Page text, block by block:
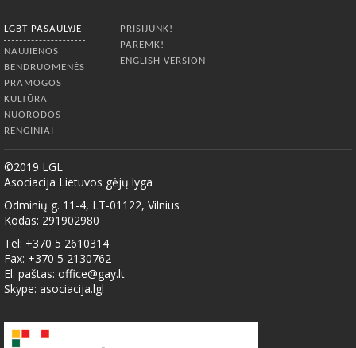
LGBT PASAULYJE
NAUJIENOS
BENDRUOMENĖS
PRAMOGOS
KULTŪRA
NUORODOS
RENGINIAI
PRISIJUNK!
PAREMK!
ENGLISH VERSION
©2019 LGL
Asociacija Lietuvos gėjų lyga
Odminių g. 11-4, LT-01122, Vilnius
Kodas: 291902980
Tel: +370 5 2610314
Fax: +370 5 2130762
El. paštas: office@gay.lt
Skype: asociacija.lgl